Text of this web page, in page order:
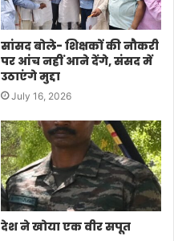
सांसद बोले- शिक्षकों की नौकरी
पर आंच नहीं आने देंगे, संसद में
उठाएंगे मुद्दा
July 16, 2026
देश ने खोया एक वीर सपूत